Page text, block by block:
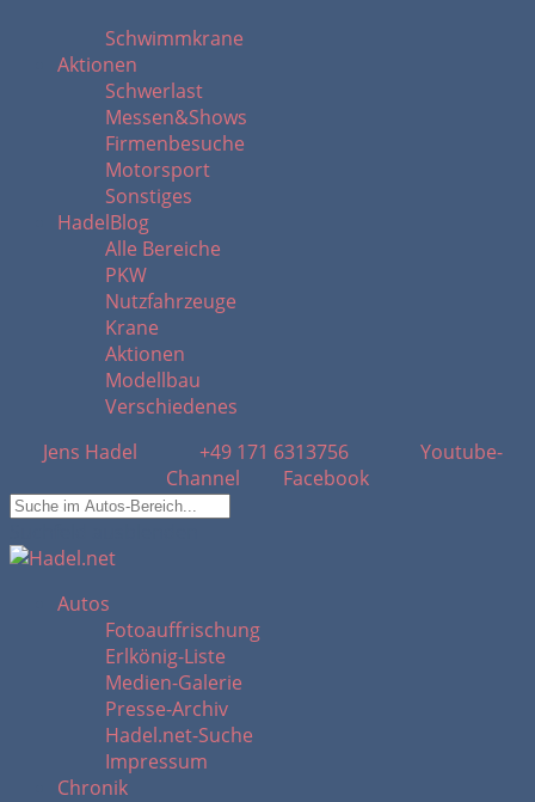
Schwimmkrane
Aktionen
Schwerlast
Messen&Shows
Firmenbesuche
Motorsport
Sonstiges
HadelBlog
Alle Bereiche
PKW
Nutzfahrzeuge
Krane
Aktionen
Modellbau
Verschiedenes
Jens Hadel
+49 171 6313756
Youtube-
Channel
Facebook
Autos
Fotoauffrischung
Erlkönig-Liste
Medien-Galerie
Presse-Archiv
Hadel.net-Suche
Impressum
Chronik